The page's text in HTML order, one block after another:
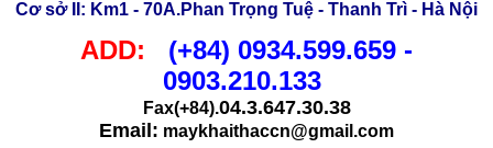
Cơ sở II : Km1 - 70A.Phan Trọng Tuệ - Thanh Trì - Hà Nội
ADD: (+84) 0934.599.659 -
0903.210.133
Fax(+84).04.3.647.30.38
Email: maykhaithaccn@gmail.com